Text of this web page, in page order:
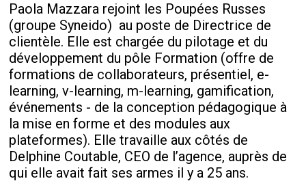
Paola Mazzara rejoint les Poupées Russes
(groupe Syneido) au poste de Directrice de
clientèle. Elle est chargée du pilotage et du
développement du pôle Formation (offre de
formations de collaborateurs, présentiel, e-
learning, v-learning, m-learning, gamification,
événements - de la conception pédagogique à
la mise en forme et des modules aux
plateformes). Elle travaille aux côtés de
Delphine Coutable, CEO de l’agence, auprès de
qui elle avait fait ses armes il y a 25 ans.